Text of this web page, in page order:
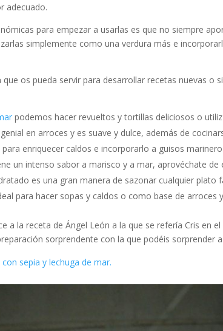
adecuado.
para empezar a usarlas es que no siempre
simplemente como una verdura más e
os pueda servir para desarrollar recetas nuevas o
podemos hacer revueltos y tortillas deliciosos o
en arroces y es suave y dulce, además de
para enriquecer caldos e incorporarlo a guisos
un intenso sabor a marisco y a mar, aprovéchate
es una gran manera de sazonar cualquier plato
para hacer sopas y caldos o como base de arroces
a la receta de Ángel León a la que se refería Cris en
sorprendente con la que podéis sorprender
sepia y lechuga de mar.